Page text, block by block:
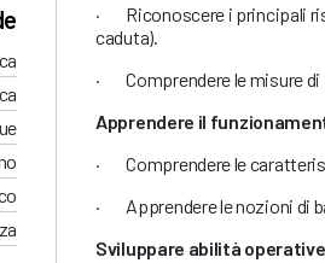
· Riconoscere i principali
caduta).
· Comprendere le misure di
Apprendere il
· Comprendere le
· Apprendere le nozioni di
Sviluppare abilità